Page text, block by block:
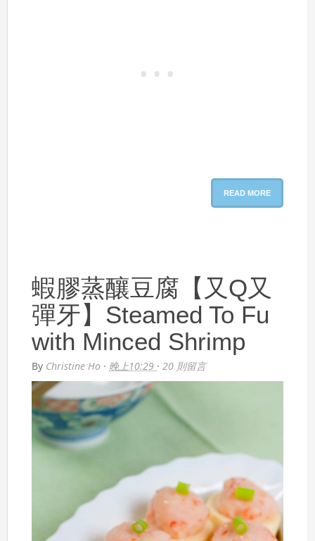
READ MORE
蝦膠蒸釀豆腐【又Q又
彈牙】Steamed To Fu
with Minced Shrimp
By Christine Ho · 晚上10:29 ·20 則留言